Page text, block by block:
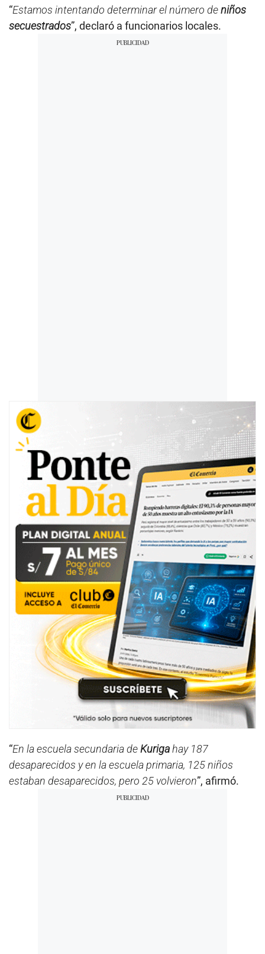
“Estamos intentando determinar el número deniños
secuestrados”, declaró a funcionarios locales.
“En la escuela secundaria deKurigahay 187
desaparecidos y en la escuela primaria, 125 niños
estaban desaparecidos, pero 25 volvieron”, afirmó.